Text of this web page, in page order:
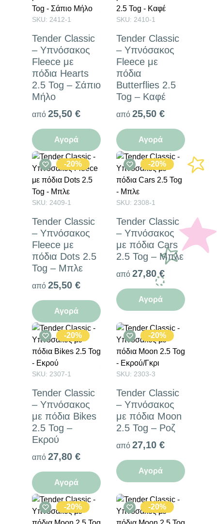
SKU: 2412-1
Tender Classic
– Υπνόσακος
Fleece με
πόδια Hearts
2.5 Tog – Σάπιο
Μήλο
από 25,50 €
Αγορά
SKU: 2410-1
Tender Classic
– Υπνόσακος
Fleece με
πόδια
Butterflies 2.5
Tog – Καφέ
από 25,50 €
Αγορά
-20%
SKU: 2409-1
Tender Classic
– Υπνόσακος
Fleece με
πόδια Dots 2.5
Tog – Μπλε
από 25,50 €
Αγορά
-20%
SKU: 2308-1
Tender Classic
– Υπνόσακος
με πόδια Cars
2.5 Tog – Μπλε
από 27,80 €
Αγορά
-20%
SKU: 2307-1
Tender Classic
– Υπνόσακος
με πόδια Bikes
2.5 Tog –
Εκρού
από 27,80 €
Αγορά
-20%
SKU: 2303-3
Tender Classic
– Υπνόσακος
με πόδια Moon
2.5 Tog – Ροζ
από 27,10 €
Αγορά
-20% -20%